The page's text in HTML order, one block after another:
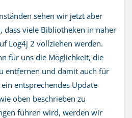
sehen wir jetzt aber
dass viele Bibliotheken in naher
Log4j 2 vollziehen werden.
für uns die Möglichkeit, die
entfernen und damit auch für
ein entsprechendes Update
oben beschrieben zu
führen wird, werden wir